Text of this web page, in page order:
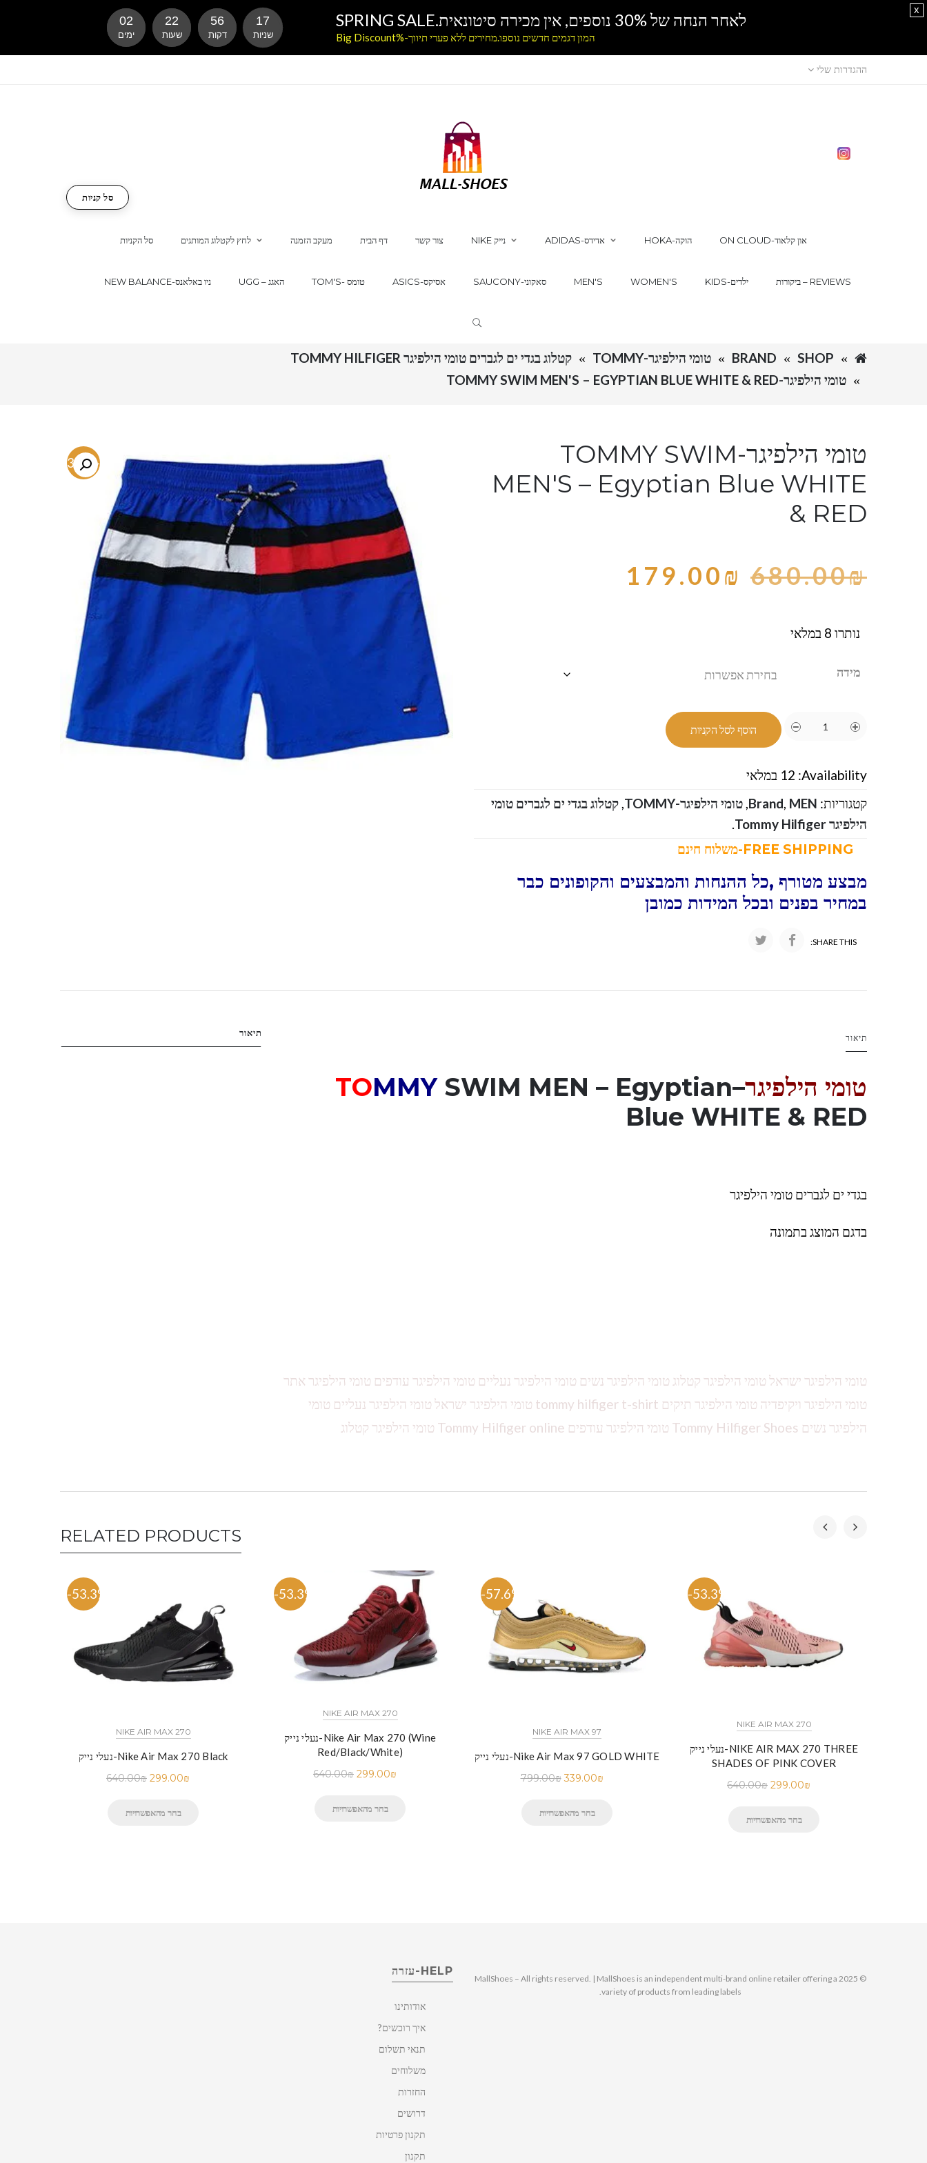
ההגדרות שלי
סל הקניות לחץ לקטלוג המותגים מעקב הזמנה דף הבית צור קשר NIKE נייק ADIDAS-אדידס HOKA-הוקה ON CLOUD-און קלאוד
NEW BALANCE-ניו באלאנס UGG – האגג TOM'S- טומס ASICS-אסיקס SAUCONY-סאקוני MEN'S WOMEN'S KIDS-ילדים ביקורות – REVIEWS
סל קניות
SHOP
BRAND טומי הילפיגר-TOMMY
קטלוג בגדי ים לגברים טומי הילפיגר TOMMY HILFIGER
טומי הילפיגר-TOMMY SWIM MEN'S – EGYPTIAN BLUE WHITE & RED
-73.7%
טומי הילפיגר-TOMMY SWIM
MEN'S – Egyptian Blue WHITE
& RED
680.00₪
179.00₪
נותרו 8 במלאי
מידה
הוסף לסל הקניות
Availability: 12 במלאי
קטגוריות:
Brand, MEN
,טומי הילפיגר-TOMMY ,קטלוג בגדי ים לגברים טומי
הילפיגר Tommy Hilfiger
.
מבצע מטורף ,כל ההנחות והמבצעים והקופונים כבר
במחיר בפנים ובכל המידות כמובן
SHARE THIS:
תיאור תיאור
טומי הילפיגר–
TOMMY SWIM MEN – Egyptian
Blue WHITE & RED
בגדי ים לגברים טומי הילפיגר
בדגם המוצג בתמונה
טומי הילפיגר ישראל טומי הילפיגר קטלוג טומי הילפיגר נשים טומי הילפיגר נעליים טומי הילפיגר עודפים טומי הילפיגר אתר
טומי הילפיגר ויקיפדיה טומי הילפיגר תיקים tommy hilfiger t-shirt טומי הילפיגר ישראל טומי הילפיגר נעליים טומי
הילפיגר נשים Tommy Hilfiger Shoes טומי הילפיגר עודפים Tommy Hilfiger online טומי הילפיגר קטלוג
RELATED PRODUCTS
-53.3%
NIKE AIR MAX 270
נעלי נייק-Nike Air Max 270 Black
640.00₪ 299.00₪
בחר מהאפשרויות
-53.3%
NIKE AIR MAX 270
נעלי נייק-Nike Air Max 270 (Wine
Red/Black/White)
640.00₪ 299.00₪
בחר מהאפשרויות
-57.6%
NIKE AIR MAX 97
נעלי נייק-Nike Air Max 97 GOLD WHITE
799.00₪ 339.00₪
בחר מהאפשרויות
-53.3%
NIKE AIR MAX 270
נעלי נייק-NIKE AIR MAX 270 THREE
SHADES OF PINK COVER
640.00₪ 299.00₪
בחר מהאפשרויות
HELP-עזרה
אודותינו
איך רוכשים?
תנאי תשלום
משלוחים
החזרות
דרושים
תקנון פרטיות
תקנון
© 2025 MallShoes – All rights reserved. | MallShoes is an independent multi-brand online retailer offering a
variety of products from leading labels.
לאחר הנחה של 30% נוספים, אין מכירה סיטונאית.SPRING SALE
המון דגמים חדשים נוספו.מחירים ללא פערי תיווך-%Big Discount
02
ימים
22
שעות
56
דקות
16
שניות
x